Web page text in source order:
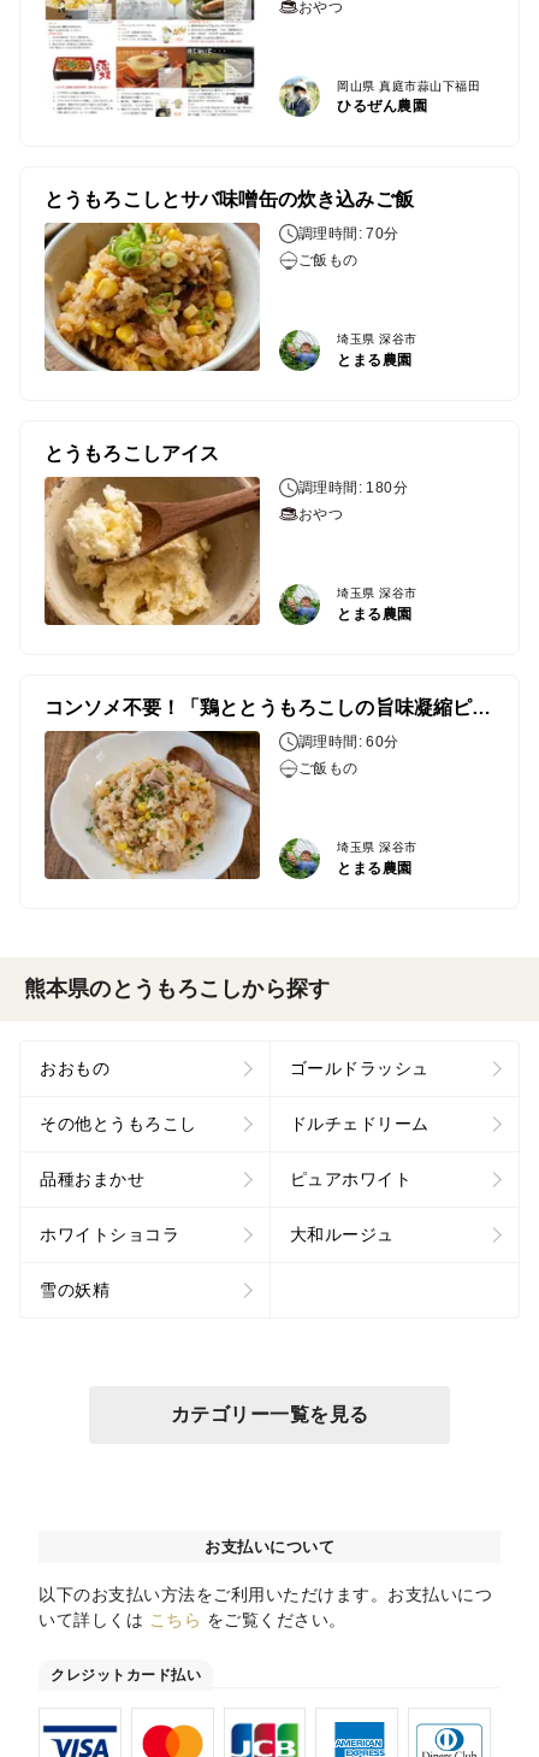
おやつ
岡山県 真庭市蒜山下福田
ひるぜん農園
とうもろこしとサバ味噌缶の炊き込みご飯
調理時間: 70分
ご飯もの
埼玉県 深谷市
とまる農園
とうもろこしアイス
調理時間: 180分
おやつ
埼玉県 深谷市
とまる農園
コンソメ不要！「鶏ととうもろこしの旨味凝縮ピラフ」
調理時間: 60分
ご飯もの
埼玉県 深谷市
とまる農園
熊本県のとうもろこしから探す
おおもの ゴールドラッシュ
その他とうもろこし ドルチェドリーム
品種おまかせ ピュアホワイト
ホワイトショコラ 大和ルージュ
雪の妖精
カテゴリー一覧を見る
お支払いについて
以下のお支払い方法をご利用いただけます。お支払いにつ
いて詳しくは こちら をご覧ください。
クレジットカード払い